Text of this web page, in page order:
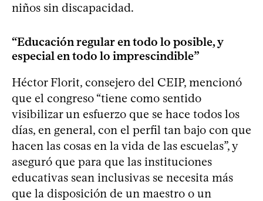
niños sin discapacidad.
“Educación regular en todo lo posible, y
especial en todo lo imprescindible”
Héctor Florit, consejero del CEIP, mencionó
que el congreso “tiene como sentido
visibilizar un esfuerzo que se hace todos los
días, en general, con el perfil tan bajo con que
hacen las cosas en la vida de las escuelas”, y
aseguró que para que las instituciones
educativas sean inclusivas se necesita más
que la disposición de un maestro o un